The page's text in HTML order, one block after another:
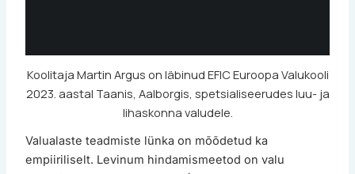
Koolitaja Martin Argus on läbinud EFIC Euroopa Valukooli
2023. aastal Taanis, Aalborgis, spetsialiseerudes luu- ja
lihaskonna valudele.
Valualaste teadmiste lünka on mõõdetud ka
empiiriliselt. Levinum hindamismeetod on valu